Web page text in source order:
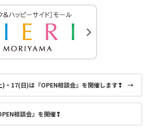
)・17(日)は『OPEN相談会』を開催します❢ →
相談会』を開催❢